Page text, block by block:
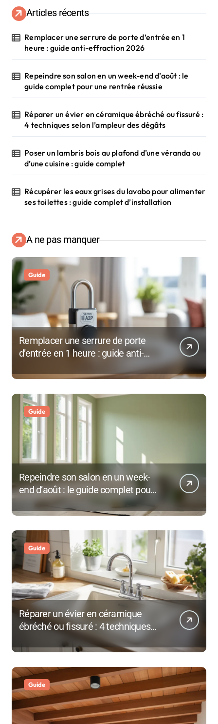
Articles récents
Remplacer une serrure de porte d’entrée en 1
heure : guide anti-effraction 2026
Repeindre son salon en un week-end d’août : le
guide complet pour une rentrée réussie
Réparer un évier en céramique ébréché ou fissuré :
4 techniques selon l’ampleur des dégâts
Poser un lambris bois au plafond d’une véranda ou
d’une cuisine : guide complet
Récupérer les eaux grises du lavabo pour alimenter
ses toilettes : guide complet d’installation
A ne pas manquer
Guide
Remplacer une serrure de porte
d’entrée en 1 heure : guide anti-
Guide
Repeindre son salon en un week-
end d’août : le guide complet pour
une rentrée réussie
Guide
Réparer un évier en céramique
ébréché ou fissuré : 4 techniques
selon l’ampleur des dégâts
Guide